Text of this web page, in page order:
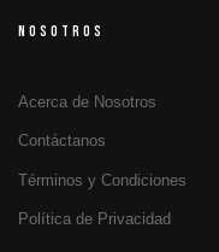
NOSOTROS
Acerca de Nosotros
Contáctanos
Términos y Condiciones
Política de Privacidad